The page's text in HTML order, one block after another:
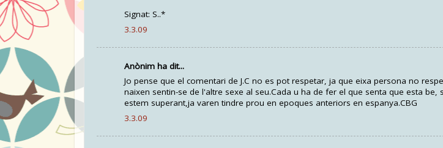
Signat: S..*
3.3.09
Anònim ha dit...
Jo pense que el comentari de J.C no es pot respetar, ja que eixa persona no
naixen sentin-se de l'altre sexe al seu.Cada u ha de fer el que senta que esta be,
estem superant,ja varen tindre prou en epoques anteriors en espanya.CBG
3.3.09